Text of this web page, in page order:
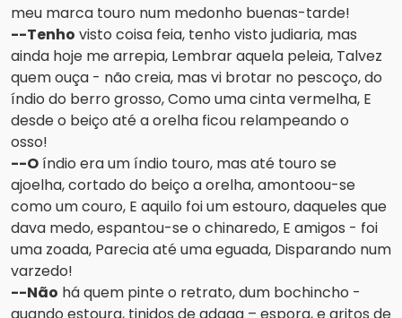
meu marca touro num medonho buenas-tarde!
--Tenho visto coisa feia, tenho visto judiaria, mas
ainda hoje me arrepia, Lembrar aquela peleia, Talvez
quem ouça - não creia, mas vi brotar no pescoço, do
índio do berro grosso, Como uma cinta vermelha, E
desde o beiço até a orelha ficou relampeando o
osso!
--Oíndio era um índio touro, mas até touro se
ajoelha, cortado do beiço a orelha, amontoou-se
como um couro, E aquilo foi um estouro, daqueles que
dava medo, espantou-se o chinaredo, E amigos - foi
uma zoada, Parecia até uma eguada, Disparando num
varzedo!
--Não há quem pinte o retrato, dum bochincho -